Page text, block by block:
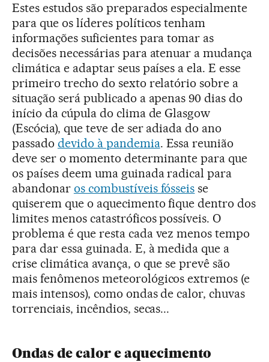
Estes estudos são preparados especialmente
para que os líderes políticos tenham
informações suficientes para tomar as
decisões necessárias para atenuar a mudança
climática e adaptar seus países a ela. E esse
primeiro trecho do sexto relatório sobre a
situação será publicado a apenas 90 dias do
início da cúpula do clima de Glasgow
(Escócia), que teve de ser adiada do ano
passado devido à pandemia. Essa reunião
deve ser o momento determinante para que
os países deem uma guinada radical para
abandonar os combustíveis fósseis se
quiserem que o aquecimento fique dentro dos
limites menos catastróficos possíveis. O
problema é que resta cada vez menos tempo
para dar essa guinada. E, à medida que a
crise climática avança, o que se prevê são
mais fenômenos meteorológicos extremos (e
mais intensos), como ondas de calor, chuvas
torrenciais, incêndios, secas...
Ondas de calor e aquecimento